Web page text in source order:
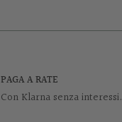
PAGA A RATE
Con Klarna senza interessi.